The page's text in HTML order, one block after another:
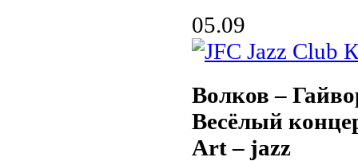
05.09
Волков –
Весёлый
Art – jazz